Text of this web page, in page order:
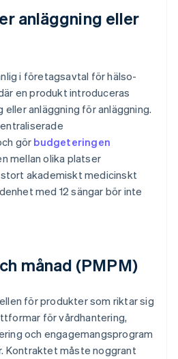
anläggning eller
i företagsavtal för hälso-
en produkt introduceras
anläggning för anläggning.
gör budgeteringen
mellan olika platser
akademiskt medicinskt
med 12 sängar bör inte
månad (PMPM)
för produkter som riktar sig
för vårdhantering,
och engagemangsprogram
Kontraktet måste noggrant